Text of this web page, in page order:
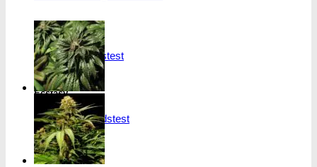
MDMA
MDMA renhedstest
Ecstasy
Ecstasy renhedstest
Heroin